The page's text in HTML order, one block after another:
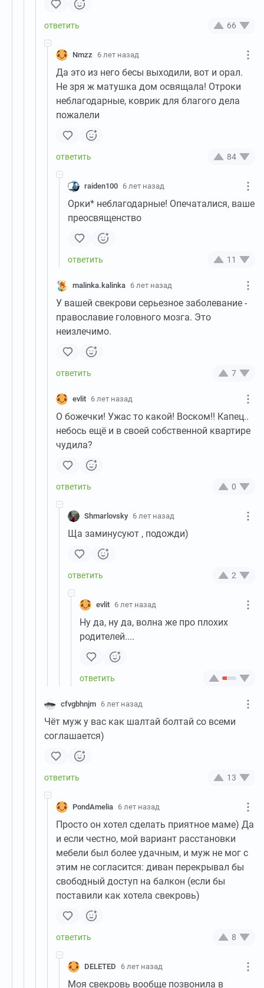
66
Nmzz 6 лет назад
Да это из него бесы выходили, вот и орал.
Не зря ж матушка дом освящала! Отроки
неблагодарные, коврик для благого дела
пожалели
84
raiden100 6 лет назад
Орки* неблагодарные! Опечаталися, ваше
преосвященство
11
malinka.kalinka 6 лет назад
У вашей свекрови серьезное заболевание -
православие головного мозга. Это
неизлечимо.
7
evlit 6 лет назад
О божечки! Ужас то какой! Воском!! Капец..
небось ещё и в своей собственной квартире
чудила?
0
Shmarlovsky 6 лет назад
Ща заминусуют , подожди)
2
evlit 6 лет назад
Ну да, ну да, волна же про плохих
родителей....
cfvgbhnjm 6 лет назад
Чёт муж у вас как шалтай болтай со всеми
соглашается)
13
PondAmelia 6 лет назад
Просто он хотел сделать приятное маме) Да
и если честно, мой вариант расстановки
мебели был более удачным, и муж не мог с
этим не согласится: диван перекрывал бы
свободный доступ на балкон (если бы
поставили как хотела свекровь)
8
DELETED 6 лет назад
Моя свекровь вообще позвонила в